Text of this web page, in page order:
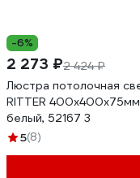
-6%
2 273 ₽2 424 ₽
Люстра потолочная
RITTER
белый, 52167 3
5(8)